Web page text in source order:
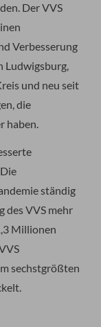
Der VVS
Verbesserung
Ludwigsburg,
und neu seit
die
haben.
ständig
des VVS mehr
Millionen
sechstgrößten